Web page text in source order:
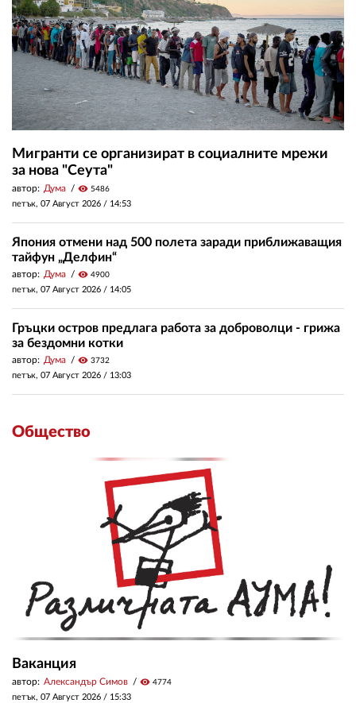
Мигранти се организират в социалните мрежи
за нова "Сеута"
автор: Дума visibility 5486
петък, 07 Август 2026 / 14:53
Япония отмени над 500 полета заради приближаващия
тайфун „Делфин“
автор: Дума visibility 4900
петък, 07 Август 2026 / 14:05
Гръцки остров предлага работа за доброволци - грижа
за бездомни котки
автор: Дума visibility 3732
петък, 07 Август 2026 / 13:03
Общество
Ваканция
автор: Александър Симов visibility 4774
петък, 07 Август 2026 / 15:33